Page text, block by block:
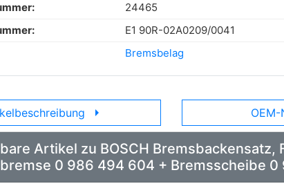
24465
E1 90R-02A0209/0041
Bremsbelag
arrow_right OEM-
Artikel zu BOSCH
0 986 494 604 + Bremsscheibe 0